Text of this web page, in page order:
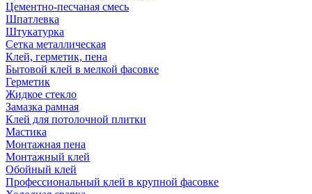
Цементно-песчаная смесь
Шпатлевка
Штукатурка
Сетка металлическая
Клей, герметик, пена
Бытовой клей в мелкой фасовке
Герметик
Жидкое стекло
Замазка рамная
Клей для потолочной плитки
Мастика
Монтажная пена
Монтажный клей
Обойный клей
Профессиональный клей в крупной фасовке